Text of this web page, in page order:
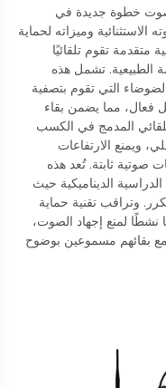
خطوة جديدة في
الاستثنائية وميزاته لحماية
تقوم تلقائيًا
الطبيعية. تشمل هذه
التي تقوم بتصفية
فعال، مما يضمن بقاء
المدمج في الكسب
ويمنع الارتفاعات
صوتية ثابتة. تُعد هذه
الديناميكية حيث
وتراقب تقنية حماية
نشطًا لمنع إجهاد الصوت،
بقائهم مسموعين بوضوح